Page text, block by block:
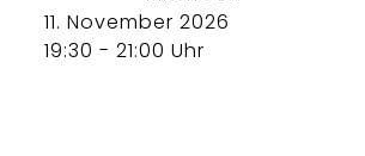
11. November 2026
19:30 - 21:00 Uhr